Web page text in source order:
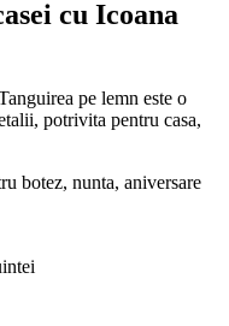
cu Icoana
pe lemn este o
potrivita pentru casa,
botez, nunta, aniversare